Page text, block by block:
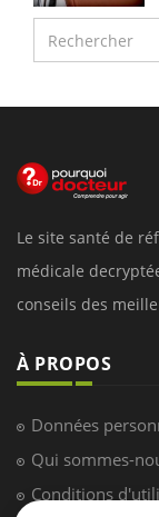
Le site santé de
médicale
conseils des
À PROPOS
Données
Qui sommes-
Conditions